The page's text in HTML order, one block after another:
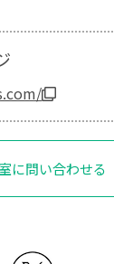
に問い合わせる